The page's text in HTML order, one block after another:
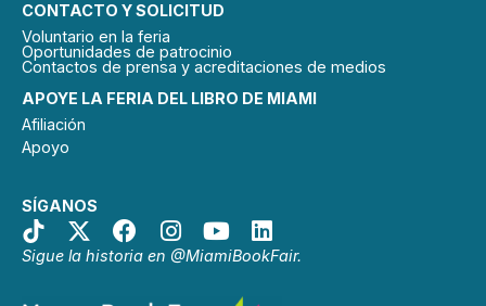
APOYE LA FERIA DEL LIBRO DE MIAMI
Afiliación
Apoyo
SÍGANOS
Sigue la historia en @MiamiBookFair.
CONTACTO Y SOLICITUD
Voluntario en la feria
Oportunidades de patrocinio
Contactos de prensa y acreditaciones de medios